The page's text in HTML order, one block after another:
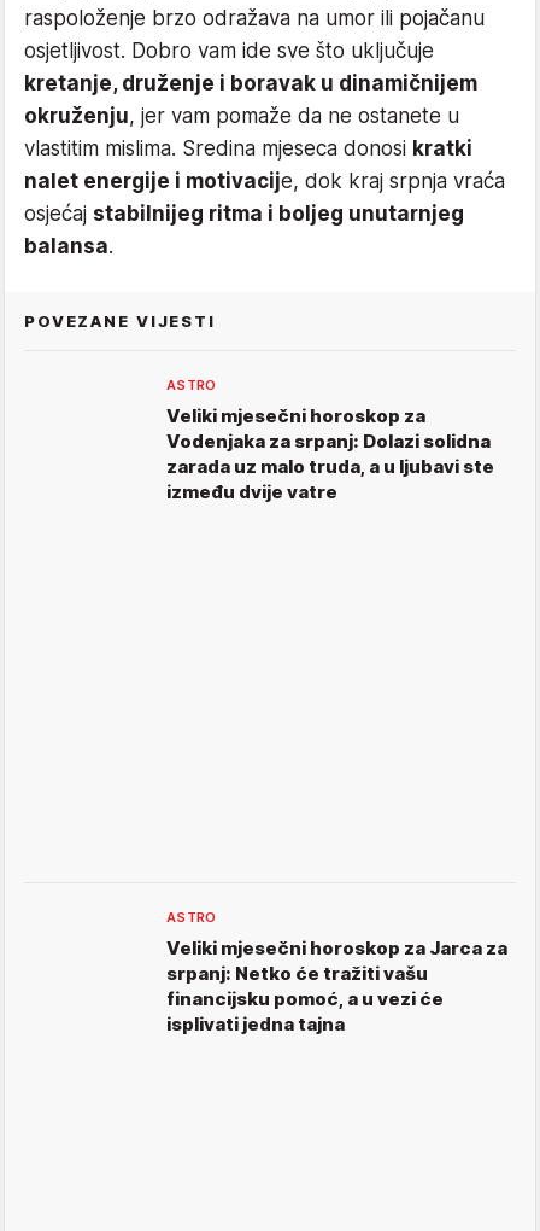
raspoloženje brzo odražava na umor ili pojačanu
osjetljivost. Dobro vam ide sve što uključuje
kretanje, druženje i boravak u dinamičnijem
okruženju, jer vam pomaže da ne ostanete u
vlastitim mislima. Sredina mjeseca donosi kratki
nalet energije i motivacije, dok kraj srpnja vraća
osjećaj stabilnijeg ritma i boljeg unutarnjeg
balansa.
POVEZANE VIJESTI
ASTRO
Veliki mjesečni horoskop za
Vodenjaka za srpanj: Dolazi solidna
zarada uz malo truda, a u ljubavi ste
između dvije vatre
ASTRO
Veliki mjesečni horoskop za Jarca za
srpanj: Netko će tražiti vašu
financijsku pomoć, a u vezi će
isplivati jedna tajna